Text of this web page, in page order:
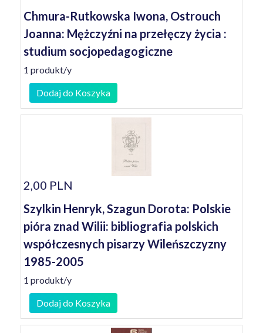
Chmura-Rutkowska Iwona, Ostrouch
Joanna: Mężczyźni na przełęczy życia :
studium socjopedagogiczne
1 produkt/y
Dodaj do Koszyka
2,00 PLN
Szylkin Henryk, Szagun Dorota: Polskie
pióra znad Wilii: bibliografia polskich
współczesnych pisarzy Wileńszczyzny
1985-2005
1 produkt/y
Dodaj do Koszyka